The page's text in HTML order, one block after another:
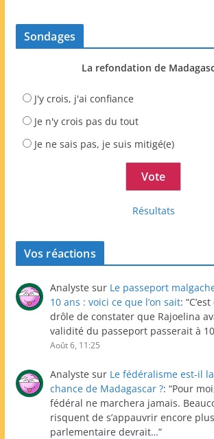
Sondages
La refondation de
J'y crois, j'ai confiance
Je n'y crois pas du tout
Je ne sais pas, je suis mitigé(e)
Résultats
Vos réactions
Analyste sur Le passeport
10 ans : voici ce que l’on sait: “
drôle de constater que Rajoelina
validité du passeport passerait à
Août 6, 11:25
Analyste sur Le fédéralisme est-il
chance de Madagascar ?: “Pour
fédéral ne marchera jamais.
risquent de s’appauvrir encore
parlementaire devrait…”